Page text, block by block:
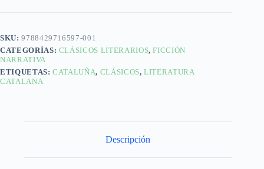
SKU:9788429716597-001
CATEGORÍAS: CLÁSICOS LITERARIOS,FICCIÓN
NARRATIVA
ETIQUETAS:CATALUÑA, CLÁSICOS,LITERATURA
CATALANA
Descripción